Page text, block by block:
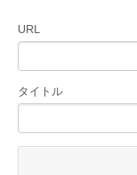
URL
タイトル